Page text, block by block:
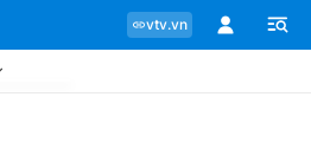
vtv.vn